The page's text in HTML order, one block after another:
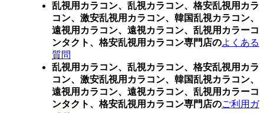
乱視用カラコン、乱視カラコン、格安乱視用カラ
コン、激安乱視用カラコン、韓国乱視カラコン、
遠視用カラコン、遠視カラコン、乱視用カラーコ
ンタクト、格安乱視用カラコン専門店のよくある
質問
乱視用カラコン、乱視カラコン、格安乱視用カラ
コン、激安乱視用カラコン、韓国乱視カラコン、
遠視用カラコン、遠視カラコン、乱視用カラーコ
ンタクト、格安乱視用カラコン専門店のご利用ガ